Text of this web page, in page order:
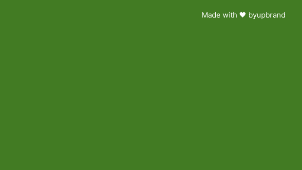
Made with 🖤 byupbrand